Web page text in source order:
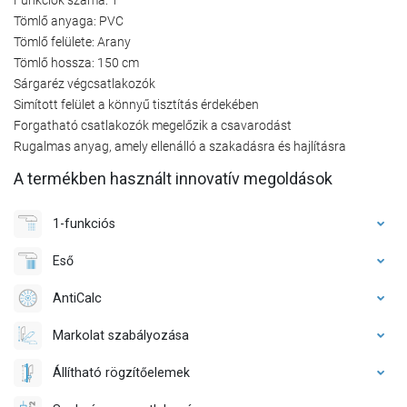
Tömlő anyaga: PVC
Tömlő felülete: Arany
Tömlő hossza: 150 cm
Sárgaréz végcsatlakozók
Simított felület a könnyű tisztítás érdekében
Forgatható csatlakozók megelőzik a csavarodást
Rugalmas anyag, amely ellenálló a szakadásra és hajlításra
A termékben használt innovatív megoldások
1-funkciós
Eső
AntiCalc
Markolat szabályozása
Állítható rögzítőelemek